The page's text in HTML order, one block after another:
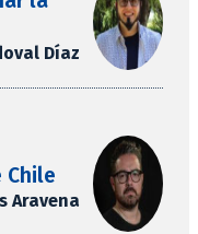
Díaz
Chile
Aravena